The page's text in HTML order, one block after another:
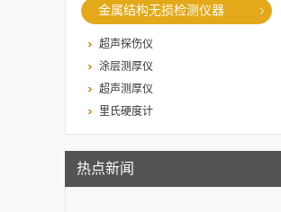
金属结构无损检测仪器
超声探伤仪
涂层测厚仪
超声测厚仪
里氏硬度计
热点新闻